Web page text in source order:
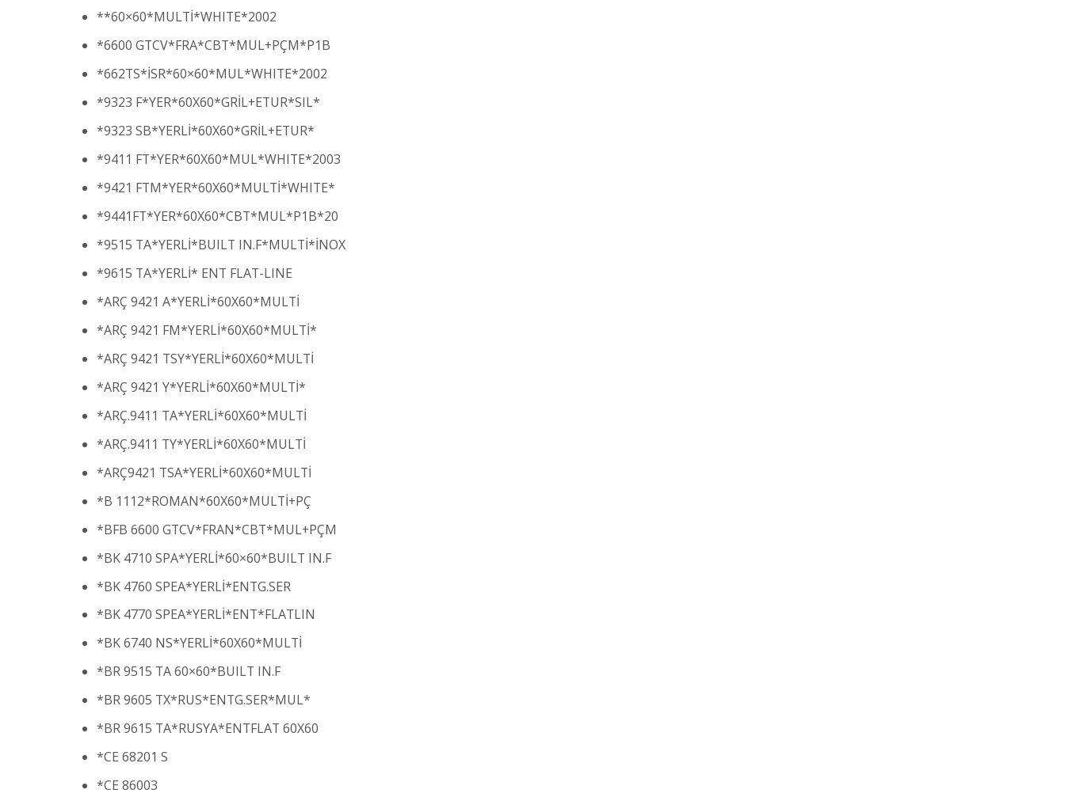
**60×60*MULTİ*WHITE*2002
*6600 GTCV*FRA*CBT*MUL+PÇM*P1B
*662TS*İSR*60×60*MUL*WHITE*2002
*9323 F*YER*60X60*GRİL+ETUR*SIL*
*9323 SB*YERLİ*60X60*GRİL+ETUR*
*9411 FT*YER*60X60*MUL*WHITE*2003
*9421 FTM*YER*60X60*MULTİ*WHITE*
*9441FT*YER*60X60*CBT*MUL*P1B*20
*9515 TA*YERLİ*BUILT IN.F*MULTİ*İNOX
*9615 TA*YERLİ* ENT FLAT-LINE
*ARÇ 9421 A*YERLİ*60X60*MULTİ
*ARÇ 9421 FM*YERLİ*60X60*MULTİ*
*ARÇ 9421 TSY*YERLİ*60X60*MULTİ
*ARÇ 9421 Y*YERLİ*60X60*MULTİ*
*ARÇ.9411 TA*YERLİ*60X60*MULTİ
*ARÇ.9411 TY*YERLİ*60X60*MULTİ
*ARÇ9421 TSA*YERLİ*60X60*MULTİ
*B 1112*ROMAN*60X60*MULTİ+PÇ
*BFB 6600 GTCV*FRAN*CBT*MUL+PÇM
*BK 4710 SPA*YERLİ*60×60*BUILT IN.F
*BK 4760 SPEA*YERLİ*ENTG.SER
*BK 4770 SPEA*YERLİ*ENT*FLATLIN
*BK 6740 NS*YERLİ*60X60*MULTİ
*BR 9515 TA 60×60*BUILT IN.F
*BR 9605 TX*RUS*ENTG.SER*MUL*
*BR 9615 TA*RUSYA*ENTFLAT 60X60
*CE 68201 S
*CE 86003